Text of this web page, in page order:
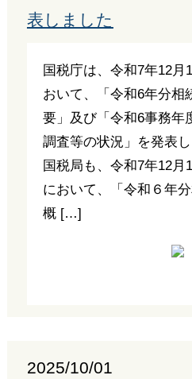
表しました
国税庁は、令和7年12月
おいて、「令和6年分相
要」及び「令和6事務年
調査等の状況」を発表
国税局も、令和7年12月
において、「令和６年
概 […]
2025/10/01